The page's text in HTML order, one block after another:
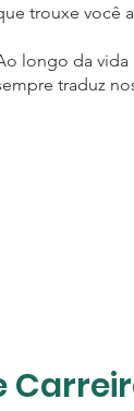
trouxe você
longo da vida
traduz